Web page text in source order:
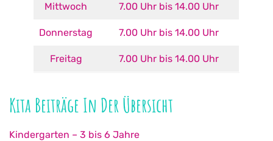
Mittwoch 7.00 Uhr bis 14.00 Uhr
Donnerstag 7.00 Uhr bis 14.00 Uhr
Freitag 7.00 Uhr bis 14.00 Uhr
Kita Beiträge In Der Übersicht
Kindergarten – 3 bis 6 Jahre